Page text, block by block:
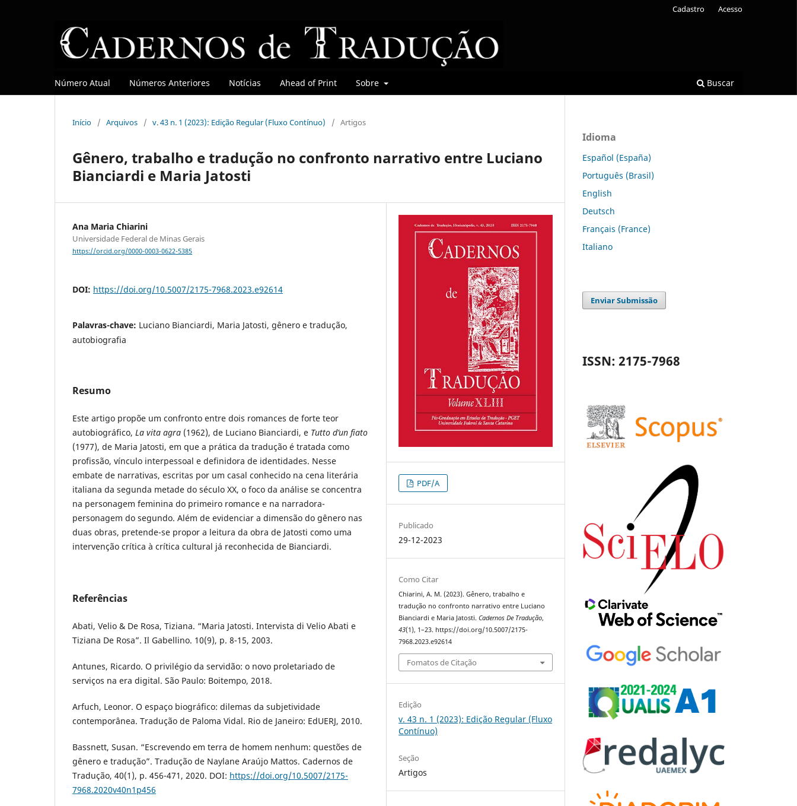
Número Atual Números Anteriores Notícias Ahead of Print Sobre Buscar
Cadastro Acesso
Início / Arquivos / v. 43 n. 1 (2023): Edição Regular (Fluxo Contínuo) / Artigos
Gênero, trabalho e tradução no confronto narrativo entre Luciano
Bianciardi e Maria Jatosti
Ana Maria Chiarini
Universidade Federal de Minas Gerais
https://orcid.org/0000-0003-0622-5385
DOI: https://doi.org/10.5007/2175-7968.2023.e92614
Palavras-chave: Luciano Bianciardi, Maria Jatosti, gênero e tradução,
autobiografia
Resumo
Este artigo propõe um confronto entre dois romances de forte teor
autobiográfico, La vita agra (1962), de Luciano Bianciardi, e Tutto d’un fiato
(1977), de Maria Jatosti, em que a prática da tradução é tratada como
profissão, vínculo interpessoal e definidora de identidades. Nesse
embate de narrativas, escritas por um casal conhecido na cena literária
italiana da segunda metade do século XX, o foco da análise se concentra
na personagem feminina do primeiro romance e na narradora-
personagem do segundo. Além de evidenciar a dimensão do gênero nas
duas obras, pretende-se propor a leitura da obra de Jatosti como uma
intervenção crítica à crítica cultural já reconhecida de Bianciardi.
Referências
Abati, Velio & De Rosa, Tiziana. “Maria Jatosti. Intervista di Velio Abati e
Tiziana De Rosa”. Il Gabellino. 10(9), p. 8-15, 2003.
Antunes, Ricardo. O privilégio da servidão: o novo proletariado de
serviços na era digital. São Paulo: Boitempo, 2018.
Arfuch, Leonor. O espaço biográfico: dilemas da subjetividade
contemporânea. Tradução de Paloma Vidal. Rio de Janeiro: EdUERJ, 2010.
Bassnett, Susan. “Escrevendo em terra de homem nenhum: questões de
gênero e tradução”. Tradução de Naylane Araújo Mattos. Cadernos de
Tradução, 40(1), p. 456-471, 2020. DOI: https://doi.org/10.5007/2175-
7968.2020v40n1p456
PDF/A
Publicado
29-12-2023
Como Citar
Chiarini, A. M. (2023). Gênero, trabalho e
tradução no confronto narrativo entre Luciano
Bianciardi e Maria Jatosti.Cadernos De Tradução,
43(1), 1–23. https://doi.org/10.5007/2175-
7968.2023.e92614
Fomatos de Citação
Edição
v. 43 n. 1 (2023): Edição Regular (Fluxo
Contínuo)
Seção
Artigos
Idioma
Español (España)
Português (Brasil)
English
Deutsch
Français (France)
Italiano
Enviar Submissão
ISSN: 2175-7968